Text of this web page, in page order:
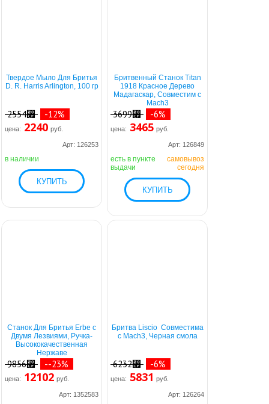
Твердое Мыло Для Бритья
D. R. Harris Arlington, 100 гр
2554⃏ -12%
цена: 2240 руб.
Арт: 126253
в наличии
Бритвенный Станок Titan
1918 Красное Дерево
Мадагаскар, Совместим с
Mach3
3699⃏ -6%
цена: 3465 руб.
Арт: 126849
есть в пункте
выдачи
самовывоз
сегодня
Станок Для Бритья Erbe с
Двумя Лезвиями, Ручка-
Высококачественная
Нержаве
9856⃏ --23%
цена: 12102 руб.
Арт: 1352583
Бритва Liscio Совместима
с Mach3, Черная смола
6232⃏ -6%
цена: 5831 руб.
Арт: 126264